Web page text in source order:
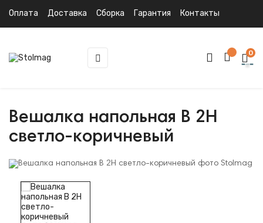
Оплата Доставка Сборка Гарантия Контакты
Toggle
navigation
☰ 0
Вешалка напольная В 2Н
светло-коричневый